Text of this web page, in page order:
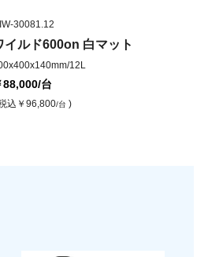
30081.12
イルド600on 白マット
12L
88,000/台
込 ￥96,800/台 )